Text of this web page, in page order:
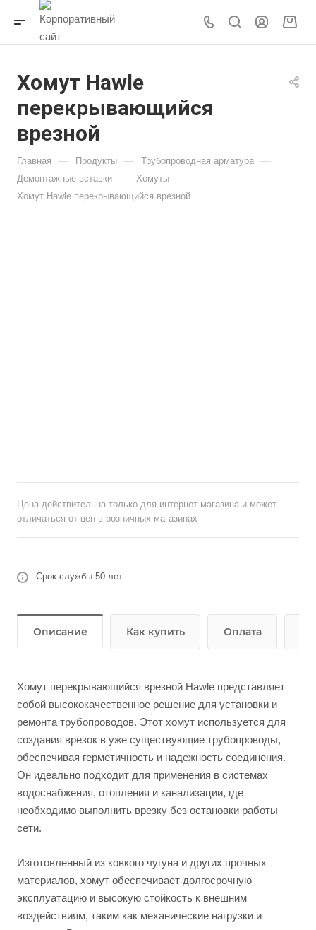
Хомут Hawle
перекрывающийся
врезной
Главная — Продукты — Трубопроводная арматура —
Демонтажные вставки — Хомуты —
Хомут Hawle перекрывающийся врезной
Цена действительна только для интернет-магазина и может
отличаться от цен в розничных магазинах
Срок службы 50 лет
Описание Как купить Оплата
Хомут перекрывающийся врезной Hawle представляет
собой высококачественное решение для установки и
ремонта трубопроводов. Этот хомут используется для
создания врезок в уже существующие трубопроводы,
обеспечивая герметичность и надежность соединения.
Он идеально подходит для применения в системах
водоснабжения, отопления и канализации, где
необходимо выполнить врезку без остановки работы
сети.
Изготовленный из ковкого чугуна и других прочных
материалов, хомут обеспечивает долгосрочную
эксплуатацию и высокую стойкость к внешним
воздействиям, таким как механические нагрузки и